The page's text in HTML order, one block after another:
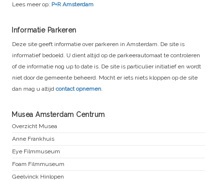
Lees meer op: P+R Amsterdam
Informatie Parkeren
Deze site geeft informatie over parkeren in Amsterdam. De site is
informatief bedoeld. U dient altijd op de parkeerautomaat te controleren
of de informatie nog up to date is. De site is particulier initiatief en wordt
niet door de gemeente beheerd. Mocht er iets niets kloppen op de site
dan mag u altijd contact opnemen
Musea Amsterdam Centrum
Overzicht Musea
Anne Frankhuis
Eye Filmmuseum
Foam Filmmuseum
Geelvinck Hinlopen